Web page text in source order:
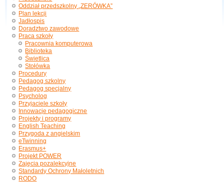
Oddział przedszkolny „ZERÓWKA”
Plan lekcji
Jadłospis
Doradztwo zawodowe
Praca szkoły
Pracownia komputerowa
Biblioteka
Świetlica
Stołówka
Procedury
Pedagog szkolny
Pedagog specjalny
Psycholog
Przyjaciele szkoły
Innowacje pedagogiczne
Projekty i programy
English Teaching
Przygoda z angielskim
eTwinning
Erasmus+
Projekt POWER
Zajęcia pozalekcyjne
Standardy Ochrony Małoletnich
RODO